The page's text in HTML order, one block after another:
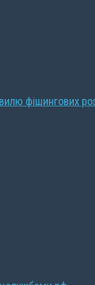
фішингових